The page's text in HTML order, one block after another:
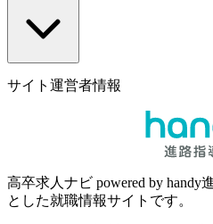
サイト運営者情報
高卒求人ナビ powered by handy
とした就職情報サイトです。